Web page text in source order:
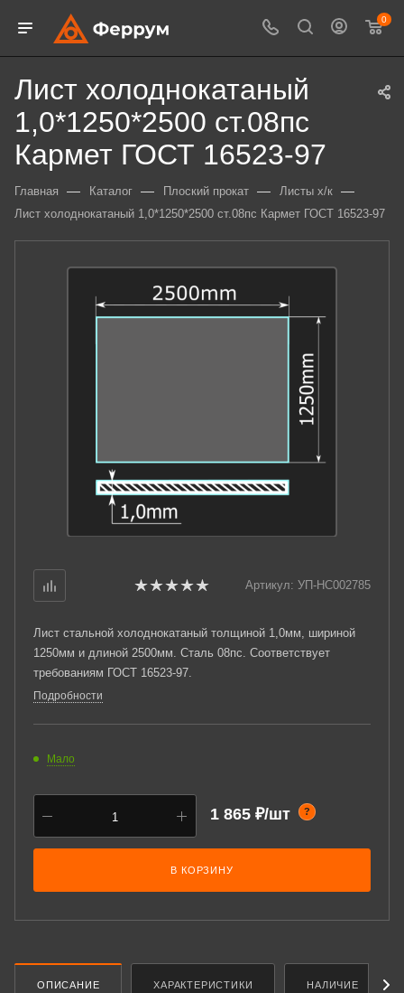
0
Лист холоднокатаный
1,0*1250*2500 ст.08пс
Кармет ГОСТ 16523-97
Главная — Каталог — Плоский прокат — Листы х/к —
Лист холоднокатаный 1,0*1250*2500 ст.08пс Кармет ГОСТ 16523-97
Артикул: УП-НС002785
Лист стальной холоднокатаный толщиной 1,0мм, шириной
1250мм и длиной 2500мм. Сталь 08пс. Соответствует
требованиям ГОСТ 16523-97.
Подробности
Мало
1 865 ₽/шт ?
В КОРЗИНУ
ОПИСАНИЕ ХАРАКТЕРИСТИКИ НАЛИЧИЕ